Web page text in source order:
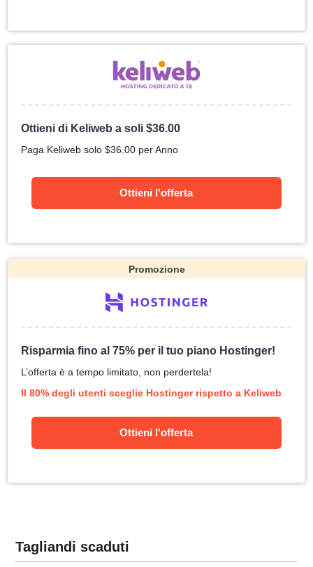
Ottieni di Keliweb a soli$36.00
Paga Keliweb solo$36.00 per Anno
Ottieni l'offerta
Promozione
Risparmia fino al 75% per il tuo piano Hostinger!
L’offerta è a tempo limitato, non perdertela!
Il 80% degli utenti sceglie Hostinger rispetto a Keliweb
Ottieni l'offerta
Tagliandi scaduti